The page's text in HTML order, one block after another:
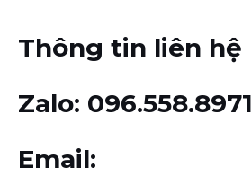
Thông tin liên hệ
Zalo: 096.558.8971
Email: